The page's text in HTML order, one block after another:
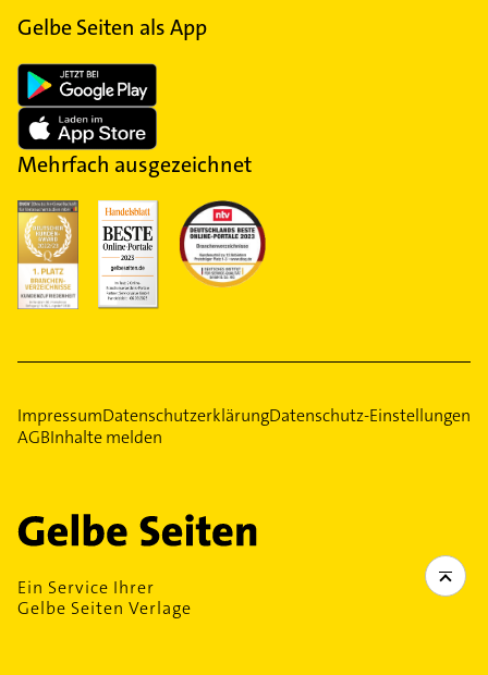
Gelbe Seiten als App
Mehrfach ausgezeichnet
ImpressumDatenschutzerklärungDatenschutz-Einstellungen
AGBInhalte melden
Ein Service Ihrer
Gelbe Seiten Verlage